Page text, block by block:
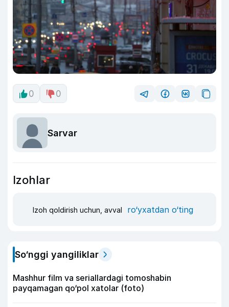
0 0
Sarvar
Izohlar
Izoh qoldirish uchun, avval ro‘yxatdan o‘ting
So‘nggi yangiliklar
Mashhur film va seriallardagi tomoshabin
payqamagan qo‘pol xatolar (foto)